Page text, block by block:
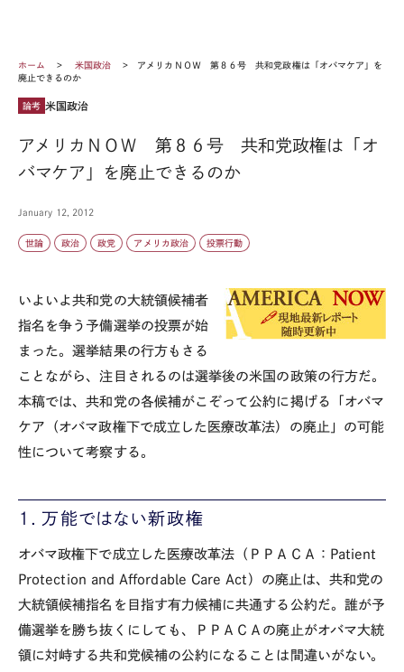
ホーム 米国政治
アメリカＮＯＷ 第８６号 共和党政権は「オバマケア」を
廃止できるのか
論考 米国政治
アメリカＮＯＷ 第８６号 共和党政権は「オ
バマケア」を廃止できるのか
January 12, 2012
世論 政治 政党 アメリカ政治 投票行動
いよいよ共和党の大統領候補者
指名を争う予備選挙の投票が始
まった。選挙結果の行方もさる
ことながら、注目されるのは選挙後の米国の政策の行方だ。
本稿では、共和党の各候補がこぞって公約に掲げる「オバマ
ケア（オバマ政権下で成立した医療改革法）の廃止」の可能
性について考察する。
１．万能ではない新政権
オバマ政権下で成立した医療改革法（ＰＰＡＣＡ：Patient
Protection and Affordable Care Act）の廃止は、共和党の
大統領候補指名を目指す有力候補に共通する公約だ。誰が予
備選挙を勝ち抜くにしても、ＰＰＡＣＡの廃止がオバマ大統
領に対峙する共和党候補の公約になることは間違いがない。